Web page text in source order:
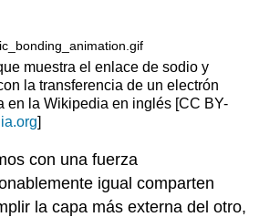
muestra el enlace de sodio y
la transferencia de un electrón
en la Wikipedia en inglés [CC BY-
]
con una fuerza
igual comparten
la capa más externa del otro,